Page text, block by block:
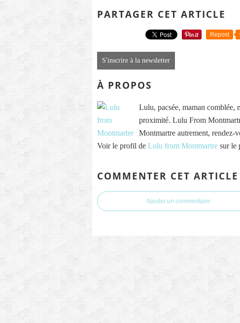
PARTAGER CET ARTICLE
Repost
S'inscrire à la newsletter
À PROPOS
Lulu, pacsée, maman comblée,
proximité. Lulu From
Montmartre autrement, rendez-
Voir le profil de Lulu from Montmartre sur le
COMMENTER CET ARTICLE
Ajouter un commentaire